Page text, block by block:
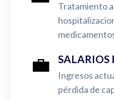
Tratamiento
💼 SALARIOS
Ingresos
pérdida de